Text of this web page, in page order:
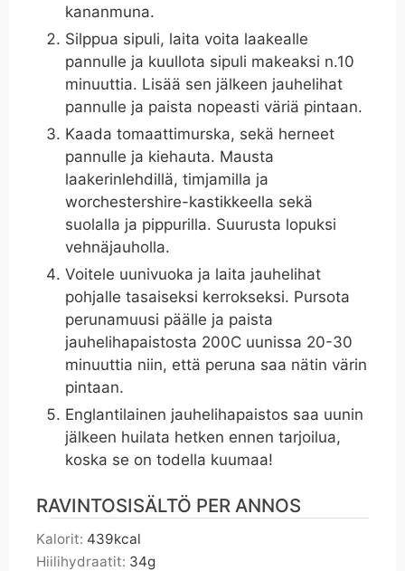
kananmuna.
Silppua sipuli, laita voita laakealle
pannulle ja kuullota sipuli makeaksi n.10
minuuttia. Lisää sen jälkeen jauhelihat
pannulle ja paista nopeasti väriä pintaan.
Kaada tomaattimurska, sekä herneet
pannulle ja kiehauta. Mausta
laakerinlehdillä, timjamilla ja
worchestershire-kastikkeella sekä
suolalla ja pippurilla. Suurusta lopuksi
vehnäjauholla.
Voitele uunivuoka ja laita jauhelihat
pohjalle tasaiseksi kerrokseksi. Pursota
perunamuusi päälle ja paista
jauhelihapaistosta 200C uunissa 20-30
minuuttia niin, että peruna saa nätin värin
pintaan.
Englantilainen jauhelihapaistos saa uunin
jälkeen huilata hetken ennen tarjoilua,
koska se on todella kuumaa!
RAVINTOSISÄLTÖ PER ANNOS
Kalorit: 439kcal
Hiilihydraatit: 34g